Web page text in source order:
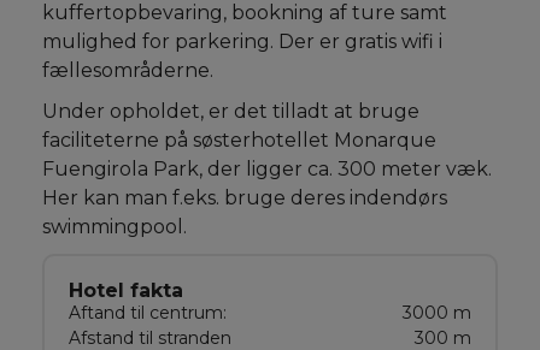
kuffertopbevaring, bookning af ture samt
mulighed for parkering. Der er gratis wifi i
fællesområderne.
Under opholdet, er det tilladt at bruge
faciliteterne på søsterhotellet Monarque
Fuengirola Park, der ligger ca. 300 meter væk.
Her kan man f.eks. bruge deres indendørs
swimmingpool.
Hotel fakta
Aftand til centrum:
3000 m
Afstand til stranden
300 m